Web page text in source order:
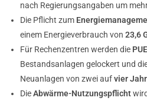
nach Regierungsangaben um
Die Pflicht zum
einem Energieverbrauch von 23,6
Für Rechenzentren werden die
Bestandsanlagen gelockert und
Neuanlagen von zwei aufvier
DieAbwärme-Nutzungspflicht